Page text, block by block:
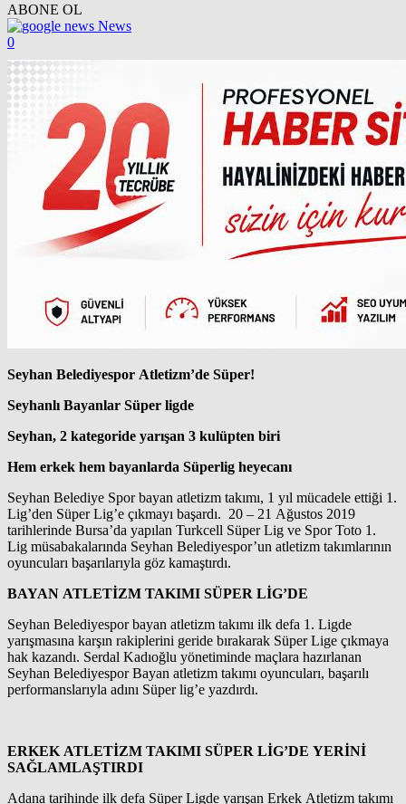
ABONE OL
News
0
Seyhan Belediyespor Atletizm’de Süper!
Seyhanlı Bayanlar Süper ligde
Seyhan, 2 kategoride yarışan 3 kulüpten biri
Hem erkek hem bayanlarda Süperlig heyecanı
Seyhan Belediye Spor bayan atletizm takımı, 1 yıl mücadele ettiği 1.
Lig’den Süper Lig’e çıkmayı başardı. 20 – 21 Ağustos 2019
tarihlerinde Bursa’da yapılan Turkcell Süper Lig ve Spor Toto 1.
Lig müsabakalarında Seyhan Belediyespor’un atletizm takımlarının
oyuncuları başarılarıyla göz kamaştırdı.
BAYAN ATLETİZM TAKIMI SÜPER LİG’DE
Seyhan Belediyespor bayan atletizm takımı ilk defa 1. Ligde
yarışmasına karşın rakiplerini geride bırakarak Süper Lige çıkmaya
hak kazandı. Serdal Kadıoğlu yönetiminde maçlara hazırlanan
Seyhan Belediyespor Bayan atletizm takımı oyuncuları, başarılı
performanslarıyla adını Süper lig’e yazdırdı.
ERKEK ATLETİZM TAKIMI SÜPER LİG’DE YERİNİ
SAĞLAMLAŞTIRDI
Adana tarihinde ilk defa Süper Ligde yarışan Erkek Atletizm takımı